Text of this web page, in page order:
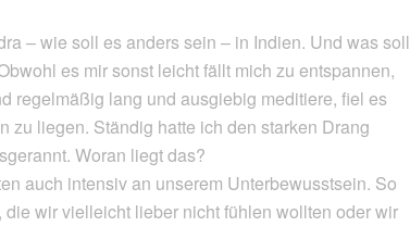
– wie soll es anders sein – in Indien. Und was soll
es mir sonst leicht fällt mich zu entspannen,
regelmäßig lang und ausgiebig meditiere, fiel es
zu liegen. Ständig hatte ich den starken Drang
Woran liegt das?
auch intensiv an unserem Unterbewusstsein. So
wir vielleicht lieber nicht fühlen wollten oder wir